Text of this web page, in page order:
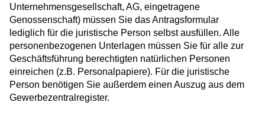
Unternehmensgesellschaft, AG, eingetragene
Genossenschaft) müssen Sie das Antragsformular
lediglich für die juristische Person selbst ausfüllen. Alle
personenbezogenen Unterlagen müssen Sie für alle zur
Geschäftsführung berechtigten natürlichen Personen
einreichen (z.B. Personalpapiere). Für die juristische
Person benötigen Sie außerdem einen Auszug aus dem
Gewerbezentralregister.